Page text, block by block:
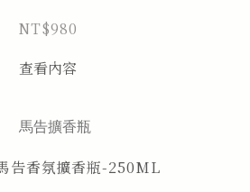
NT$980
查看內容
告香氛擴香瓶-250ML